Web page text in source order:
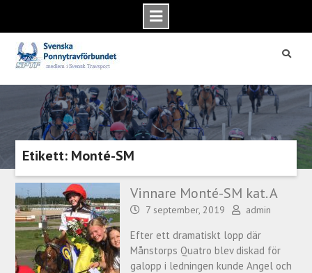
content
Etikett: Monté-SM
Vinnare Monté-SM kat. A
7 september, 2019 admin
Efter ett dramatiskt lopp där
Månstorps Quatro blev diskad för
galopp i ledningen kunde Angel och